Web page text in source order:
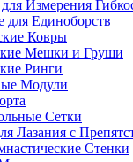
Измерения
для Единоборств
Ковры
Мешки и Груши
Ринги
Модули
Сетки
Лазания с
Стенки